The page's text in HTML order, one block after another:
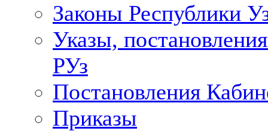
Законы Республики
Указы,
РУз
Постановления
Приказы